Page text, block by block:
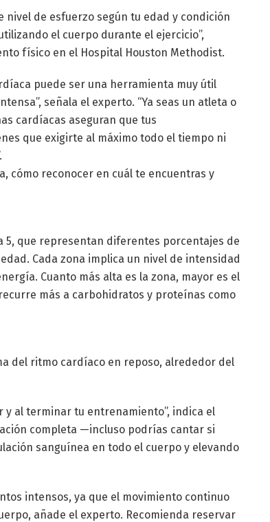
nivel de esfuerzo según tu edad y condición
el cuerpo durante el ejercicio”,
físico en el Hospital Houston Methodist.
puede ser una herramienta muy útil
señala el experto. “Ya seas un atleta o
cardíacas aseguran que tus
que exigirte al máximo todo el tiempo ni
cómo reconocer en cuál te encuentras y
5, que representan diferentes porcentajes de
Cada zona implica un nivel de intensidad
Cuanto más alta es la zona, mayor es el
más a carbohidratos y proteínas como
del ritmo cardíaco en reposo, alrededor del
y al terminar tu entrenamiento”, indica el
completa —incluso podrías cantar si
sanguínea en todo el cuerpo y elevando
intensos, ya que el movimiento continuo
añade el experto. Recomienda reservar